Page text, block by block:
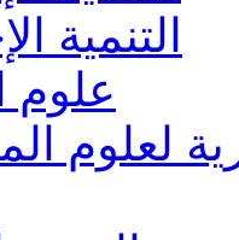
التنمية
علوم
لعلوم